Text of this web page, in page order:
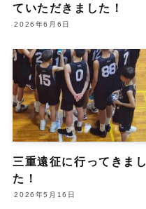
ていただきました！
2026年6月6日
三重遠征に行ってきまし
た！
2026年5月16日